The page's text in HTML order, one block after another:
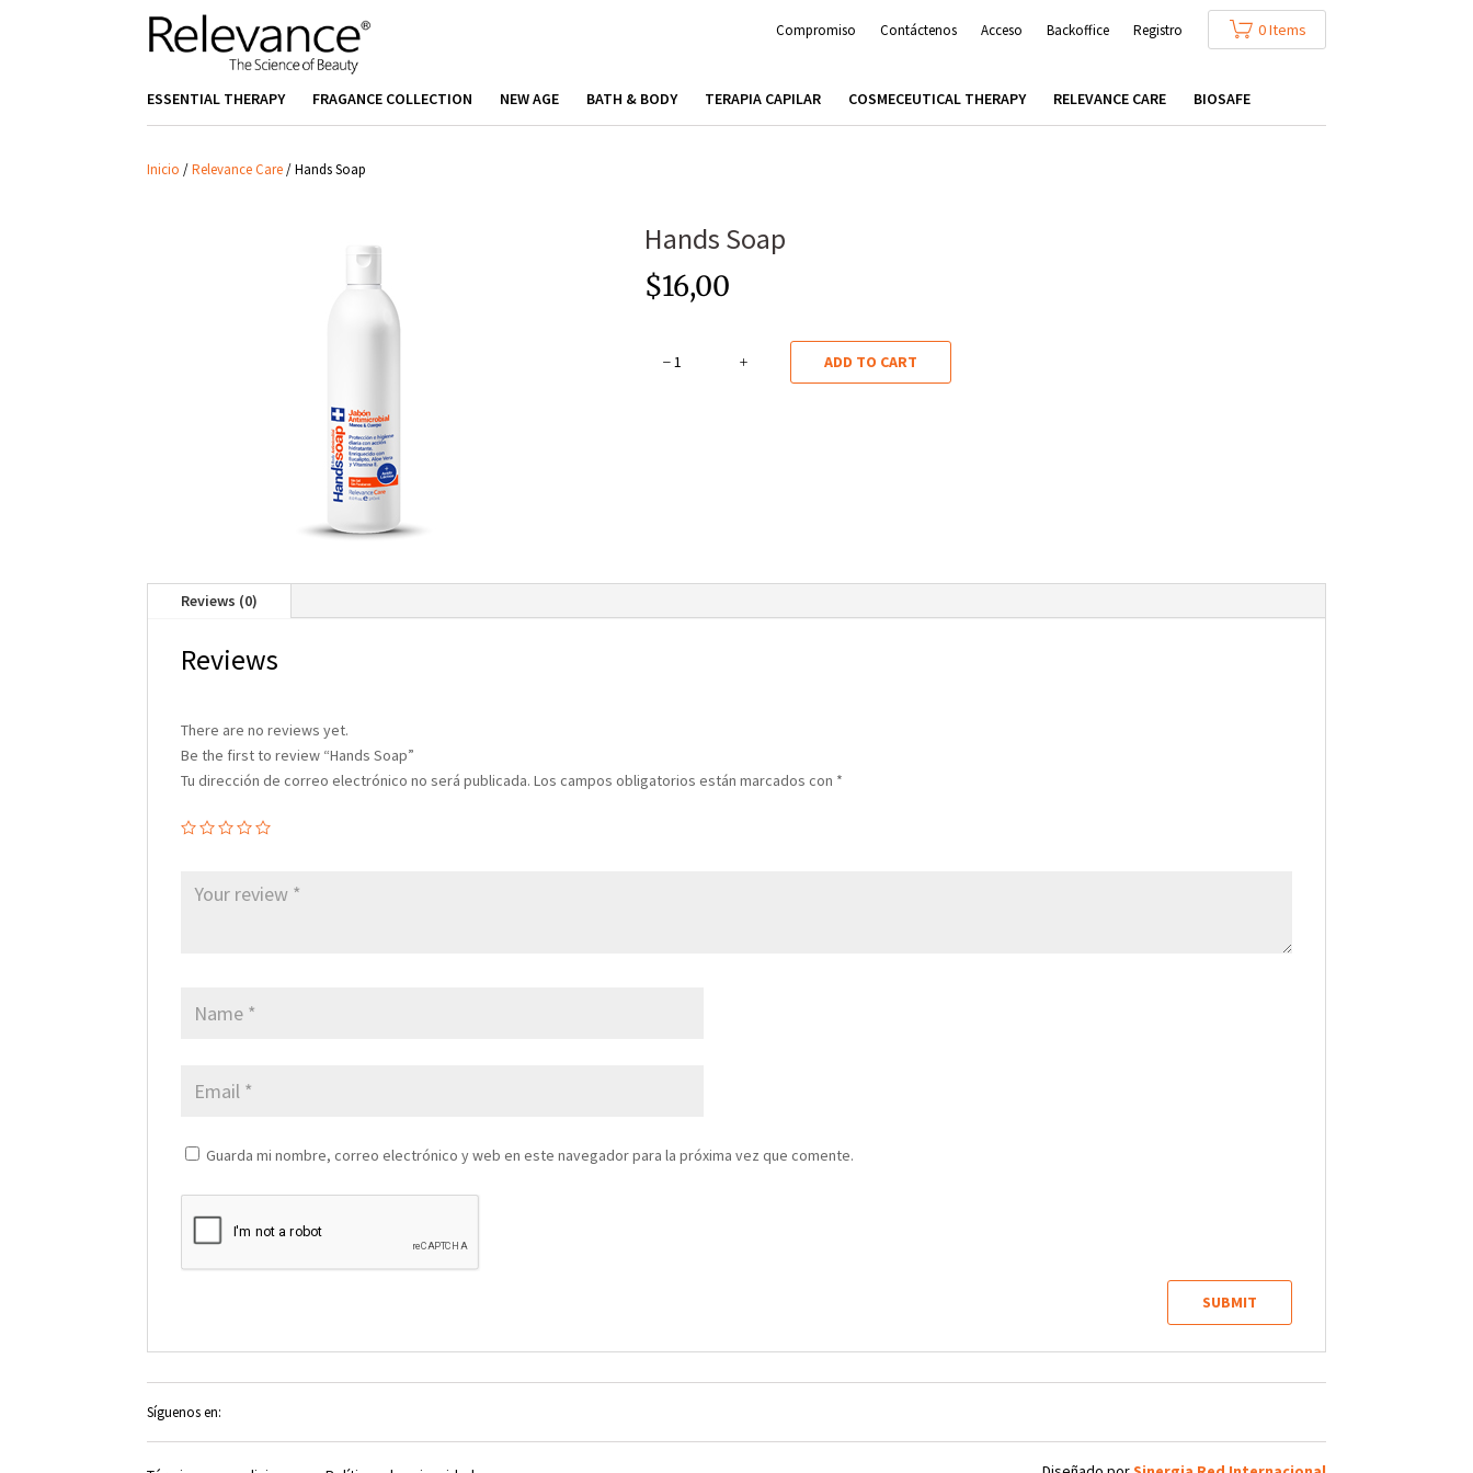
Compromiso Contáctenos Acceso Backoffice Registro 0 Items
ESSENTIAL THERAPY FRAGANCE COLLECTION NEW AGE BATH & BODY TERAPIA CAPILAR COSMECEUTICAL THERAPY RELEVANCE CARE BIOSAFE
Inicio /Relevance Care/Hands Soap
Hands Soap
$16,00
Soap
ADD TO CART
Reviews (0)
Reviews
There are no reviews yet.
Be the first to review “Hands Soap”
Tu dirección de correo electrónico no será publicada. Los campos obligatorios están marcados con *
Guarda mi nombre, correo electrónico y web en este navegador para la próxima vez que comente.
Síguenos en: